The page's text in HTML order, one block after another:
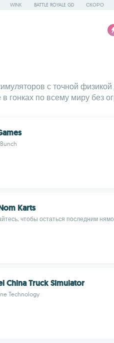
WINK BATTLE ROYALE GD СКОРО
с точной
гонках по всему миру без
Karts
чтобы остаться последним
China Truck Simulator
Technology